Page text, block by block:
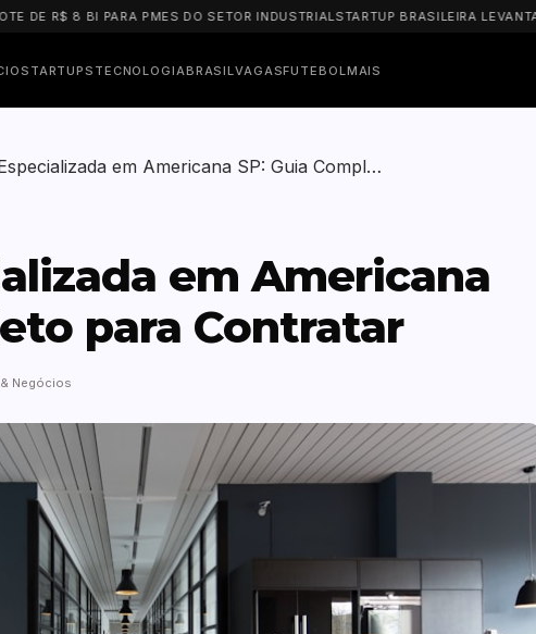
8 BI PARA PMES DO SETOR INDUSTRIALSTARTUP BRASILEIRA LEVANTA US$
STARTUPS TECNOLOGIABRASILVAGASFUTEBOLMAIS
em Americana SP: Guia Compl…
em Americana
para Contratar
Negócios